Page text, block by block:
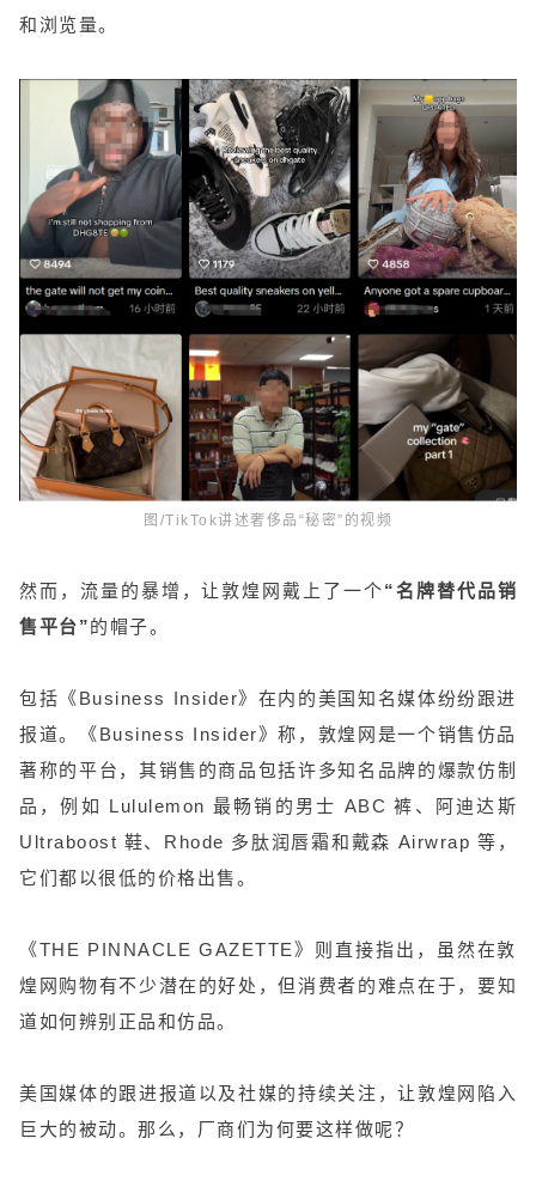
和浏览量。
图/TikTok讲述奢侈品“秘密”的视频
然而，流量的暴增，让敦煌网戴上了一个“名牌替代品销
售平台”的帽子。
包括《Business Insider》在内的美国知名媒体纷纷跟进
报道。《Business Insider》称，敦煌网是一个销售仿品
著称的平台，其销售的商品包括许多知名品牌的爆款仿制
品，例如 Lululemon 最畅销的男士 ABC 裤、阿迪达斯
Ultraboost 鞋、Rhode 多肽润唇霜和戴森 Airwrap 等，
它们都以很低的价格出售。
《THE PINNACLE GAZETTE》则直接指出，虽然在敦
煌网购物有不少潜在的好处，但消费者的难点在于，要知
道如何辨别正品和仿品。
美国媒体的跟进报道以及社媒的持续关注，让敦煌网陷入
巨大的被动。那么，厂商们为何要这样做呢？